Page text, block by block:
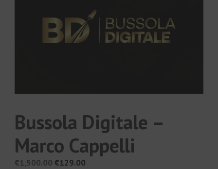
Bussola Digitale –
Marco Cappelli
€1,500.00Il
€129.00